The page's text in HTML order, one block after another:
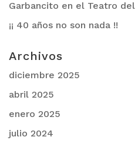
Garbancito en el Teatro
¡¡ 40 años no son nada !!
Archivos
diciembre 2025
abril 2025
enero 2025
julio 2024